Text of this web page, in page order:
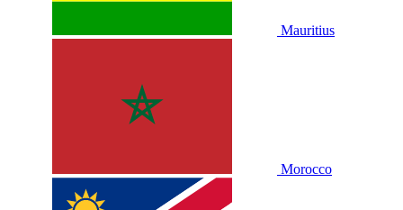
Mauritius
Morocco